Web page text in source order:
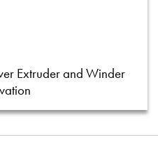
Extruder and Winder